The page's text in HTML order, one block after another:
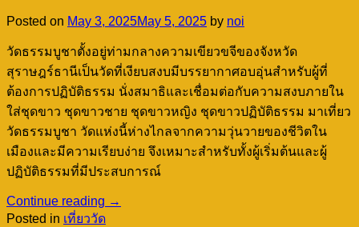
Posted on May 3, 2025May 5, 2025 by noi
วัดธรรมบูชาตั้งอยู่ท่ามกลางความเขียวขจีของจังหวัด
สุราษฎร์ธานีเป็นวัดที่เงียบสงบมีบรรยากาศอบอุ่นสำหรับผู้ที่
ต้องการปฏิบัติธรรม นั่งสมาธิและเชื่อมต่อกับความสงบภายใน
ใส่ชุดขาว ชุดขาวชาย ชุดขาวหญิง ชุดขาวปฏิบัติธรรม มาเที่ยว
วัดธรรมบูชา วัดแห่งนี้ห่างไกลจากความวุ่นวายของชีวิตใน
เมืองและมีความเรียบง่าย จึงเหมาะสำหรับทั้งผู้เริ่มต้นและผู้
ปฏิบัติธรรมที่มีประสบการณ์
Continue reading →
Posted in เที่ยววัด